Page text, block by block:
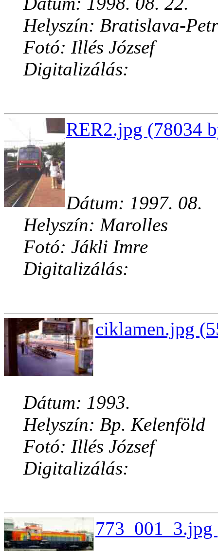
Helyszín: Bratislava-
Fotó: Illés József
Digitalizálás:
RER2.jpg (78034
Dátum: 1997. 08.
Helyszín: Marolles
Fotó: Jákli Imre
Digitalizálás:
ciklamen.jpg
Dátum: 1993.
Helyszín: Bp. Kelenföld
Fotó: Illés József
Digitalizálás: